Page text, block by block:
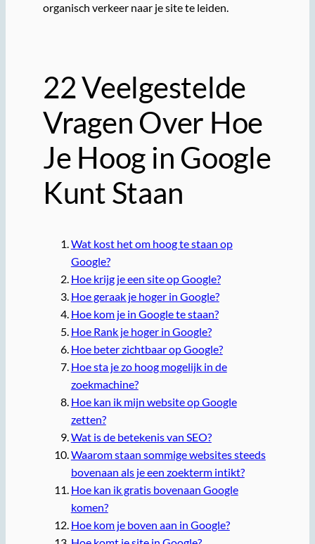
organisch verkeer naar je site te leiden.
22 Veelgestelde
Vragen Over Hoe
Je Hoog in Google
Kunt Staan
Wat kost het om hoog te staan op
Google?
Hoe krijg je een site op Google?
Hoe geraak je hoger in Google?
Hoe kom je in Google te staan?
Hoe Rank je hoger in Google?
Hoe beter zichtbaar op Google?
Hoe sta je zo hoog mogelijk in de
zoekmachine?
Hoe kan ik mijn website op Google
zetten?
Wat is de betekenis van SEO?
Waarom staan sommige websites steeds
bovenaan als je een zoekterm intikt?
Hoe kan ik gratis bovenaan Google
komen?
Hoe kom je boven aan in Google?